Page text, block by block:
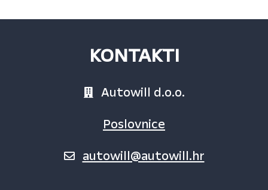
KONTAKTI
Autowill d.o.o.
Poslovnice
autowill@autowill.hr